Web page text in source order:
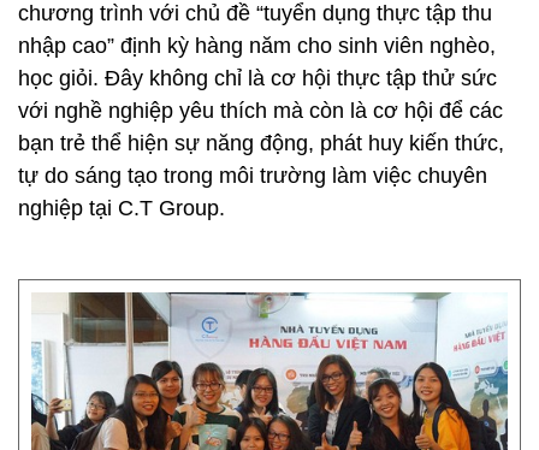
chương trình với chủ đề “tuyển dụng thực tập thu
nhập cao” định kỳ hàng năm cho sinh viên nghèo,
học giỏi. Đây không chỉ là cơ hội thực tập thử sức
với nghề nghiệp yêu thích mà còn là cơ hội để các
bạn trẻ thể hiện sự năng động, phát huy kiến thức,
tự do sáng tạo trong môi trường làm việc chuyên
nghiệp tại C.T Group.